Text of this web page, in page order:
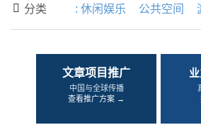
 分类 : 休闲娱乐 公共空间
文章项目推广
中国与全球传播
查看推广方案 →